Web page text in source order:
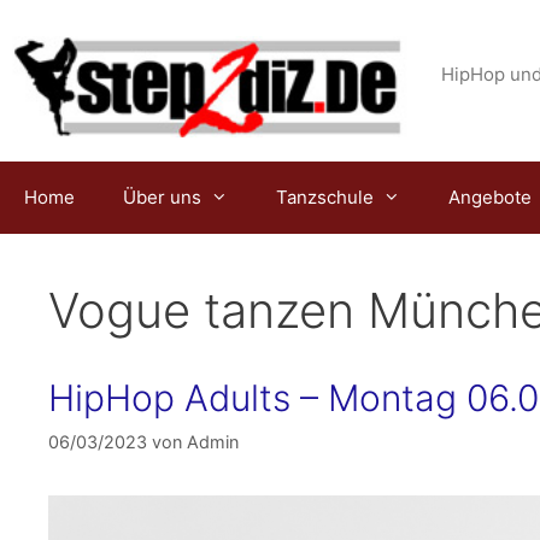
Inhalt
springen
HipHop
Home Über uns Tanzschule Angebote
Vogue tanzen
HipHop Adults – Montag
06/03/2023 von Admin